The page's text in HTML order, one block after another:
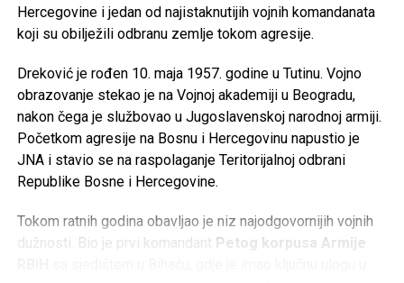
Hercegovine i jedan od najistaknutijih vojnih komandanata
koji su obilježili odbranu zemlje tokom agresije.
Dreković je rođen 10. maja 1957. godine u Tutinu. Vojno
obrazovanje stekao je na Vojnoj akademiji u Beogradu,
nakon čega je službovao u Jugoslavenskoj narodnoj armiji.
Početkom agresije na Bosnu i Hercegovinu napustio je
JNA i stavio se na raspolaganje Teritorijalnoj odbrani
Republike Bosne i Hercegovine.
Tokom ratnih godina obavljao je niz najodgovornijih vojnih
dužnosti. Bio je prvi komandant Petog korpusa Armije